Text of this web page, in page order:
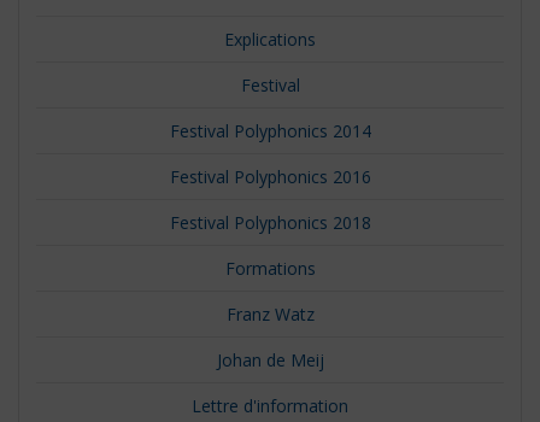
Explications
Festival
Festival Polyphonics 2014
Festival Polyphonics 2016
Festival Polyphonics 2018
Formations
Franz Watz
Johan de Meij
Lettre d'information